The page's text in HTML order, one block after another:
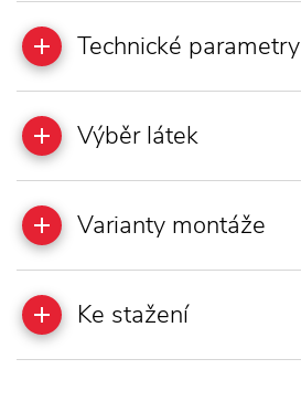
Technické parametry
Výběr látek
Varianty montáže
Ke stažení